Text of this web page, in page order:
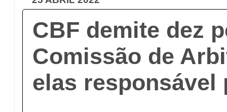
CBF demite dez
Comissão de
elas responsável